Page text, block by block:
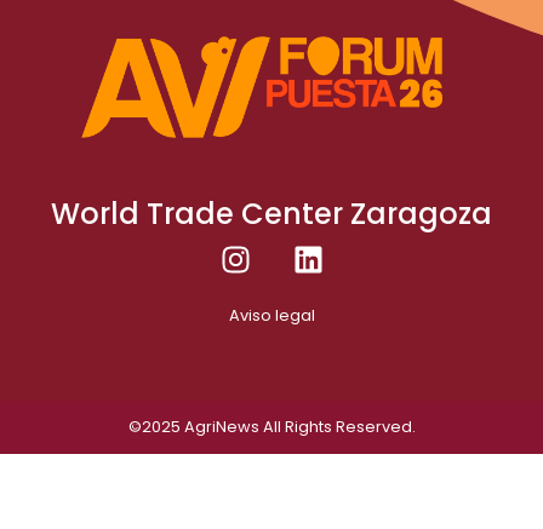
World Trade Center Zaragoza
Aviso legal
©2025 AgriNews All Rights Reserved.